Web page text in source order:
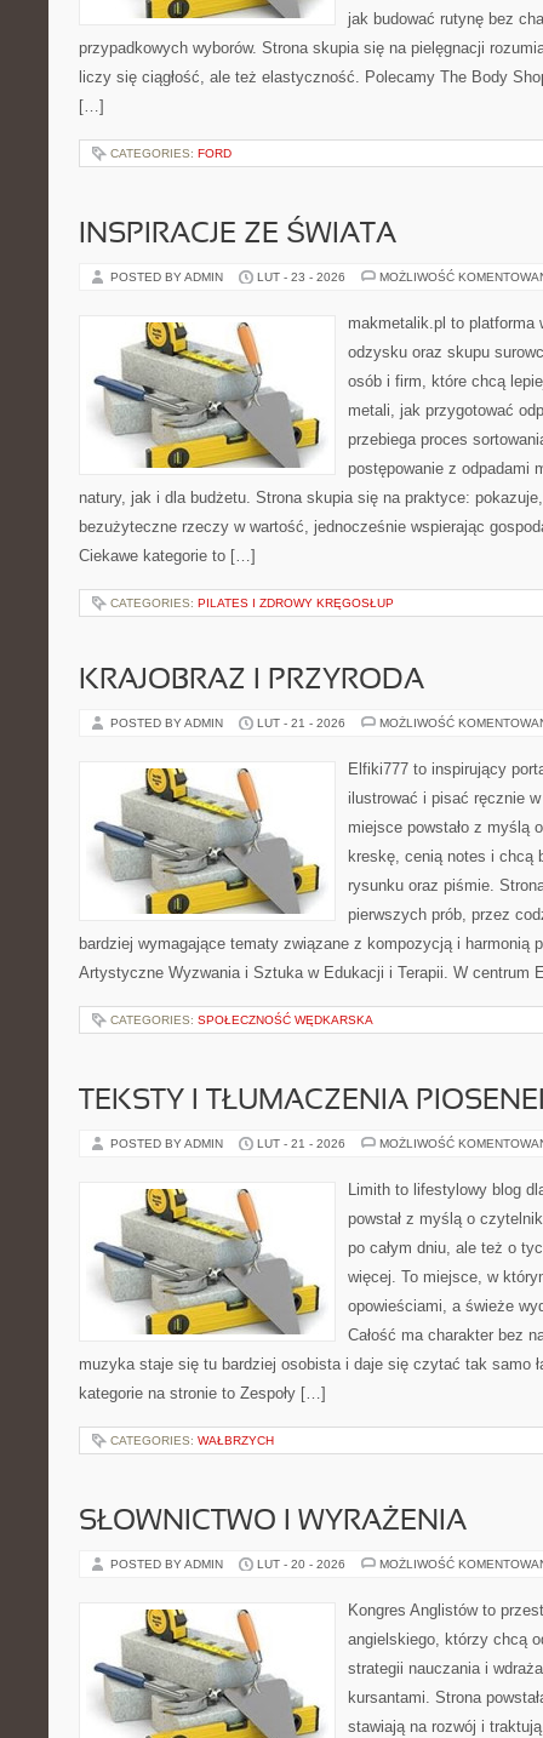
jak budować rutynę bez
przypadkowych wyborów. Strona skupia się na pielęgnacji
liczy się ciągłość, ale też elastyczność. Polecamy The Body
[…]
CATEGORIES: FORD
INSPIRACJE ZE ŚWIATA
POSTED BY ADMIN LUT - 23 - 2026 MOŻLIWOŚĆ
makmetalik.pl to platforma
odzysku oraz skupu
osób i firm, które chcą
metali, jak przygotować
przebiega proces
postępowanie z odpadami
natury, jak i dla budżetu. Strona skupia się na praktyce:
bezużyteczne rzeczy w wartość, jednocześnie wspierając
Ciekawe kategorie to […]
CATEGORIES: PILATES I ZDROWY KRĘGOSŁUP
KRAJOBRAZ I PRZYRODA
POSTED BY ADMIN LUT - 21 - 2026 MOŻLIWOŚĆ
Elfiki777 to inspirujący
ilustrować i pisać ręcznie
miejsce powstało z myślą
kreskę, cenią notes i chcą
rysunku oraz piśmie.
pierwszych prób, przez
bardziej wymagające tematy związane z kompozycją i harmonią
Artystyczne Wyzwania i Sztuka w Edukacji i Terapii. W centrum
CATEGORIES: SPOŁECZNOŚĆ WĘDKARSKA
TEKSTY I TŁUMACZENIA
POSTED BY ADMIN LUT - 21 - 2026 MOŻLIWOŚĆ
Limith to lifestylowy blog
powstał z myślą o
po całym dniu, ale też o
więcej. To miejsce, w
opowieściami, a świeże
Całość ma charakter bez
muzyka staje się tu bardziej osobista i daje się czytać tak samo
kategorie na stronie to Zespoły […]
CATEGORIES: WAŁBRZYCH
SŁOWNICTWO I WYRAŻENIA
POSTED BY ADMIN LUT - 20 - 2026 MOŻLIWOŚĆ
Kongres Anglistów to
angielskiego, którzy chcą
strategii nauczania i
kursantami. Strona
stawiają na rozwój i